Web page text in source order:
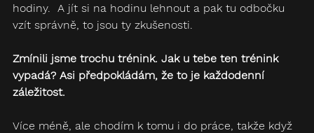
hodiny.  A jít si na hodinu lehnout a pak tu odbočku
vzít správně, to jsou ty zkušenosti.
Zmínili jsme trochu trénink. Jak u tebe ten trénink
vypadá? Asi předpokládám, že to je každodenní
záležitost.
Více méně, ale chodím k tomu i do práce, takže když